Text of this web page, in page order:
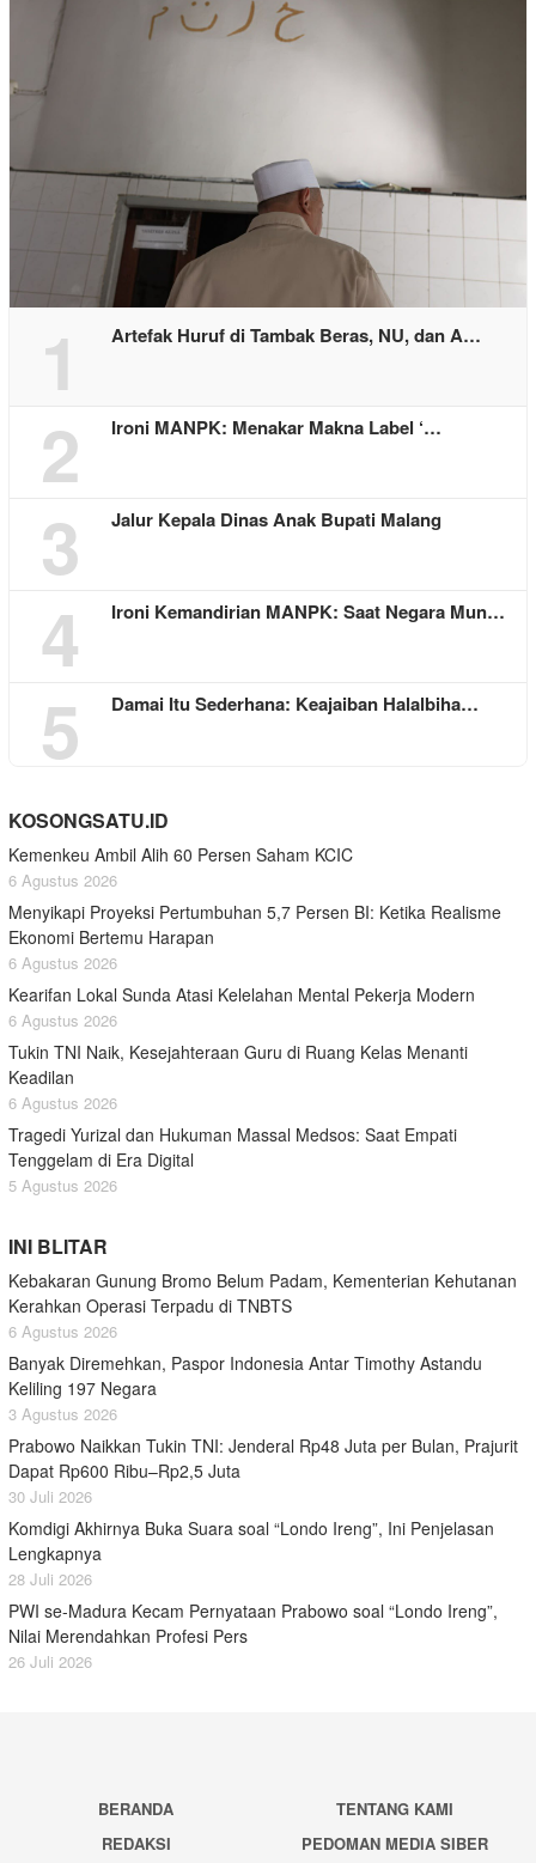
1 Artefak Huruf di Tambak Beras, NU, dan A…
2 Ironi MANPK: Menakar Makna Label ‘…
3 Jalur Kepala Dinas Anak Bupati Malang
4 Ironi Kemandirian MANPK: Saat Negara Mun…
5 Damai Itu Sederhana: Keajaiban Halalbiha…
KOSONGSATU.ID
Kemenkeu Ambil Alih 60 Persen Saham KCIC
6 Agustus 2026
Menyikapi Proyeksi Pertumbuhan 5,7 Persen BI: Ketika Realisme
Ekonomi Bertemu Harapan
6 Agustus 2026
Kearifan Lokal Sunda Atasi Kelelahan Mental Pekerja Modern
6 Agustus 2026
Tukin TNI Naik, Kesejahteraan Guru di Ruang Kelas Menanti
Keadilan
6 Agustus 2026
Tragedi Yurizal dan Hukuman Massal Medsos: Saat Empati
Tenggelam di Era Digital
5 Agustus 2026
INI BLITAR
Kebakaran Gunung Bromo Belum Padam, Kementerian Kehutanan
Kerahkan Operasi Terpadu di TNBTS
6 Agustus 2026
Banyak Diremehkan, Paspor Indonesia Antar Timothy Astandu
Keliling 197 Negara
3 Agustus 2026
Prabowo Naikkan Tukin TNI: Jenderal Rp48 Juta per Bulan, Prajurit
Dapat Rp600 Ribu–Rp2,5 Juta
30 Juli 2026
Komdigi Akhirnya Buka Suara soal “Londo Ireng”, Ini Penjelasan
Lengkapnya
28 Juli 2026
PWI se-Madura Kecam Pernyataan Prabowo soal “Londo Ireng”,
Nilai Merendahkan Profesi Pers
26 Juli 2026
BERANDA
TENTANG KAMI
REDAKSI
PEDOMAN MEDIA SIBER